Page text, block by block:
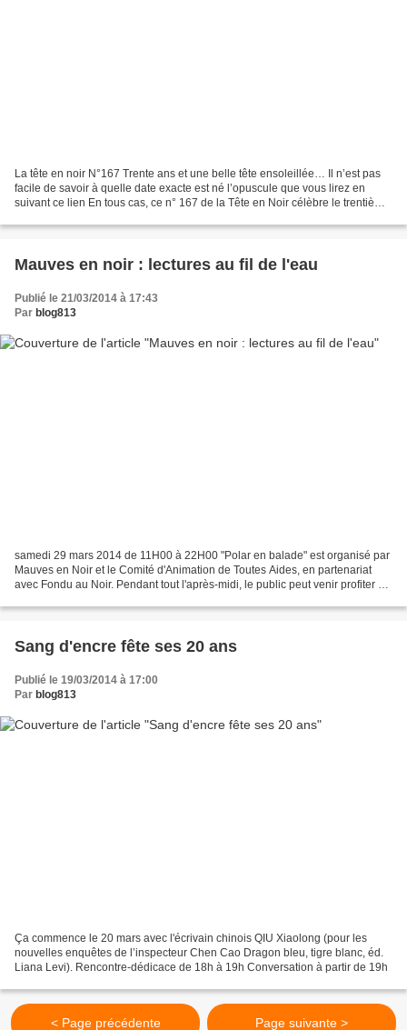
La tête en noir N°167 Trente ans et une belle tête ensoleillée… Il n’est pas
facile de savoir à quelle date exacte est né l’opuscule que vous lirez en
suivant ce lien En tous cas, ce n° 167 de la Tête en Noir célèbre le trentième
Mauves en noir : lectures au fil de l'eau
Publié le 21/03/2014 à 17:43
Par blog813
samedi 29 mars 2014 de 11H00 à 22H00 "Polar en balade" est organisé par
Mauves en Noir et le Comité d'Animation de Toutes Aides, en partenariat
avec Fondu au Noir. Pendant tout l'après-midi, le public peut venir profiter de
Sang d'encre fête ses 20 ans
Publié le 19/03/2014 à 17:00
Par blog813
Ça commence le 20 mars avec l'écrivain chinois QIU Xiaolong (pour les
nouvelles enquêtes de l’inspecteur Chen Cao Dragon bleu, tigre blanc, éd.
Liana Levi). Rencontre-dédicace de 18h à 19h Conversation à partir de 19h
< Page précédente Page suivante >